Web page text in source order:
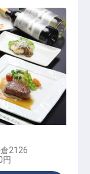
（単身寮あ
創業）
2126
円